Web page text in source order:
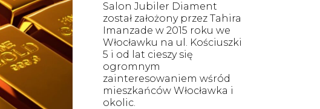
Salon Jubiler Diament
został założony przez Tahira
Imanzade w 2015 roku we
Włocławku na ul. Kościuszki
5 i od lat cieszy się
ogromnym
zainteresowaniem wśród
mieszkańców Włocławka i
okolic.